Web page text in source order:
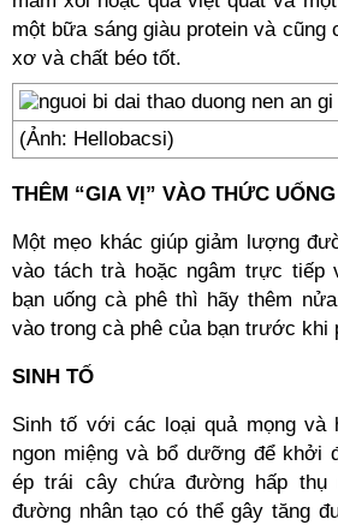
một bữa sáng giàu protein và cũng
xơ và chất béo tốt.
(Ảnh: Hellobacsi)
THÊM “GIA VỊ” VÀO THỨC UỐNG
Một mẹo khác giúp giảm lượng
vào tách trà hoặc ngâm trực tiếp
bạn uống cà phê thì hãy thêm
vào trong cà phê của bạn trước khi
SINH TỐ
Sinh tố với các loại quả mọng và
ngon miệng và bổ dưỡng để khởi
ép trái cây chứa đường hấp thụ
đường nhân tạo có thể gây tăng